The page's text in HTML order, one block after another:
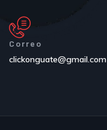
Correo
clickonguate@gmail.com